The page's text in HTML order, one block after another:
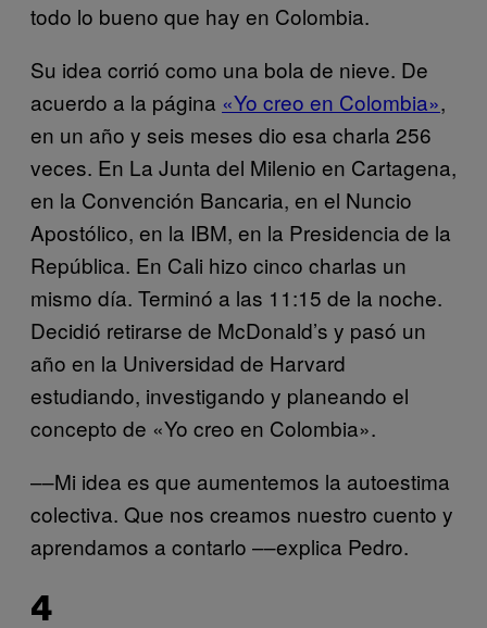
todo lo bueno que hay en Colombia.
Su idea corrió como una bola de nieve. De
acuerdo a la página «Yo creo en Colombia»,
en un año y seis meses dio esa charla 256
veces. En La Junta del Milenio en Cartagena,
en la Convención Bancaria, en el Nuncio
Apostólico, en la IBM, en la Presidencia de la
República. En Cali hizo cinco charlas un
mismo día. Terminó a las 11:15 de la noche.
Decidió retirarse de McDonald’s y pasó un
año en la Universidad de Harvard
estudiando, investigando y planeando el
concepto de «Yo creo en Colombia».
––Mi idea es que aumentemos la autoestima
colectiva. Que nos creamos nuestro cuento y
aprendamos a contarlo ––explica Pedro.
4